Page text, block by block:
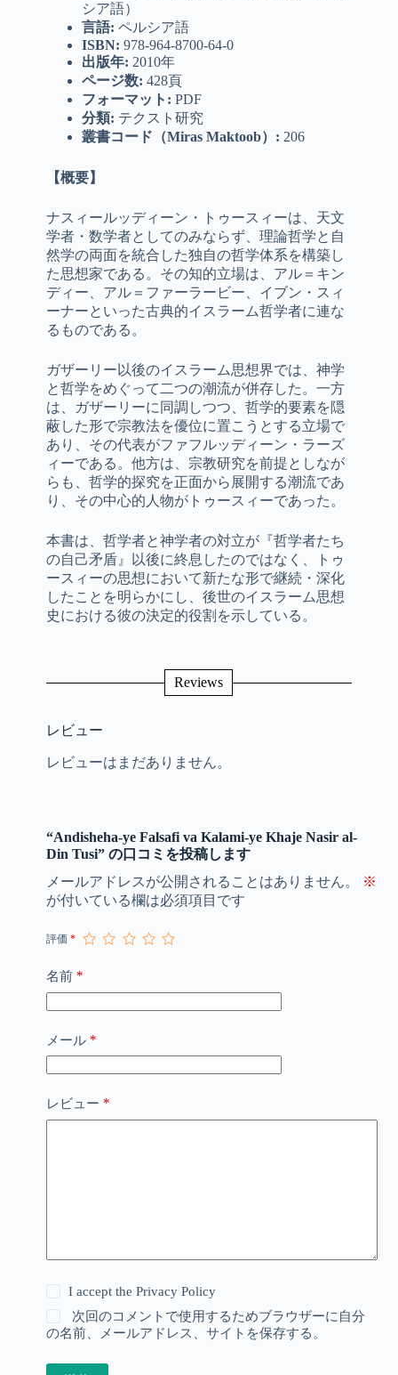
シア語）
言語: ペルシア語
ISBN: 978-964-8700-64-0
出版年: 2010年
ページ数: 428頁
フォーマット : PDF
分類: テクスト研究
叢書コード（Miras Maktoob） : 206
【概要】
ナスィールッディーン・トゥースィーは、天文
学者・数学者としてのみならず、理論哲学と自
然学の両面を統合した独自の哲学体系を構築し
た思想家である。その知的立場は、アル＝キン
ディー、アル＝ファーラービー、イブン・スィ
ーナーといった古典的イスラーム哲学者に連な
るものである。
ガザーリー以後のイスラーム思想界では、神学
と哲学をめぐって二つの潮流が併存した。一方
は、ガザーリーに同調しつつ、哲学的要素を隠
蔽した形で宗教法を優位に置こうとする立場で
あり、その代表がファフルッディーン・ラーズ
ィーである。他方は、宗教研究を前提としなが
らも、哲学的探究を正面から展開する潮流であ
り、その中心的人物がトゥースィーであった。
本書は、哲学者と神学者の対立が『哲学者たち
の自己矛盾』以後に終息したのではなく、トゥ
ースィーの思想において新たな形で継続・深化
したことを明らかにし、後世のイスラーム思想
史における彼の決定的役割を示している。
Reviews
レビュー
レビューはまだありません。
“Andisheha-ye Falsafi va Kalami-ye Khaje Nasir al-
Din Tusi” の口コミを投稿します
メールアドレスが公開されることはありません。
※
が付いている欄は必須項目です
評価 *
名前*
メール*
レビュー *
I accept thePrivacy Policy
次回のコメントで使用するためブラウザーに自分
の名前、メールアドレス、サイトを保存する。